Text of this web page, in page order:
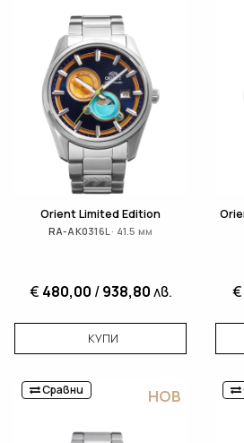
Orient Limited Edition
RA-AK0316L · 41.5 мм
€ 480,00 /938,80лв.
КУПИ
€
Сравни НОВ